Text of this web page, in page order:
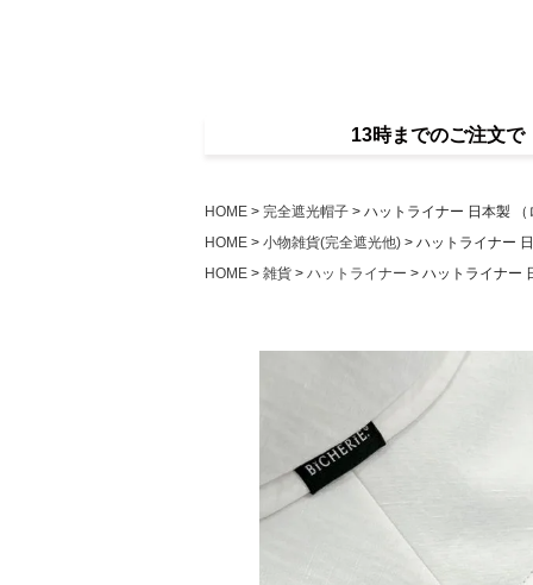
13時までのご注文で
HOME 完全遮光帽子
ハットライナー 日本製
HOME
小物雑貨(完全遮光他)
ハットライナー
HOME
雑貨 ハットライナー ハットライナー